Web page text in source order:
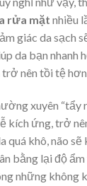
rửa mặt nhiều
giác da sạch
da bạn nhanh
nên tồi tệ
xuyên “tẩy
kích ứng, trở
quá khô, não sẽ
bằng lại độ ẩm
những không